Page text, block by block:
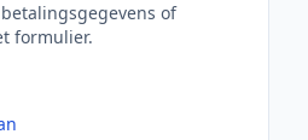
of
formulier.